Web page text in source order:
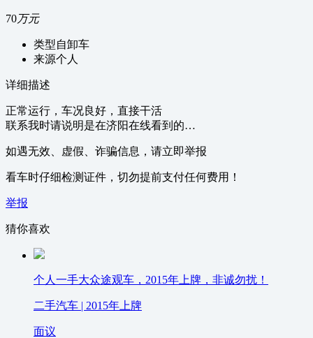
70万元
类型自卸车
来源个人
详细描述
正常运行，车况良好，直接干活
联系我时请说明是在济阳在线看到的…
如遇无效、虚假、诈骗信息，请立即举报
看车时仔细检测证件，切勿提前支付任何费用！
举报
猜你喜欢
个人一手大众途观车，2015年上牌，非诚勿扰！
二手汽车 | 2015年上牌
面议